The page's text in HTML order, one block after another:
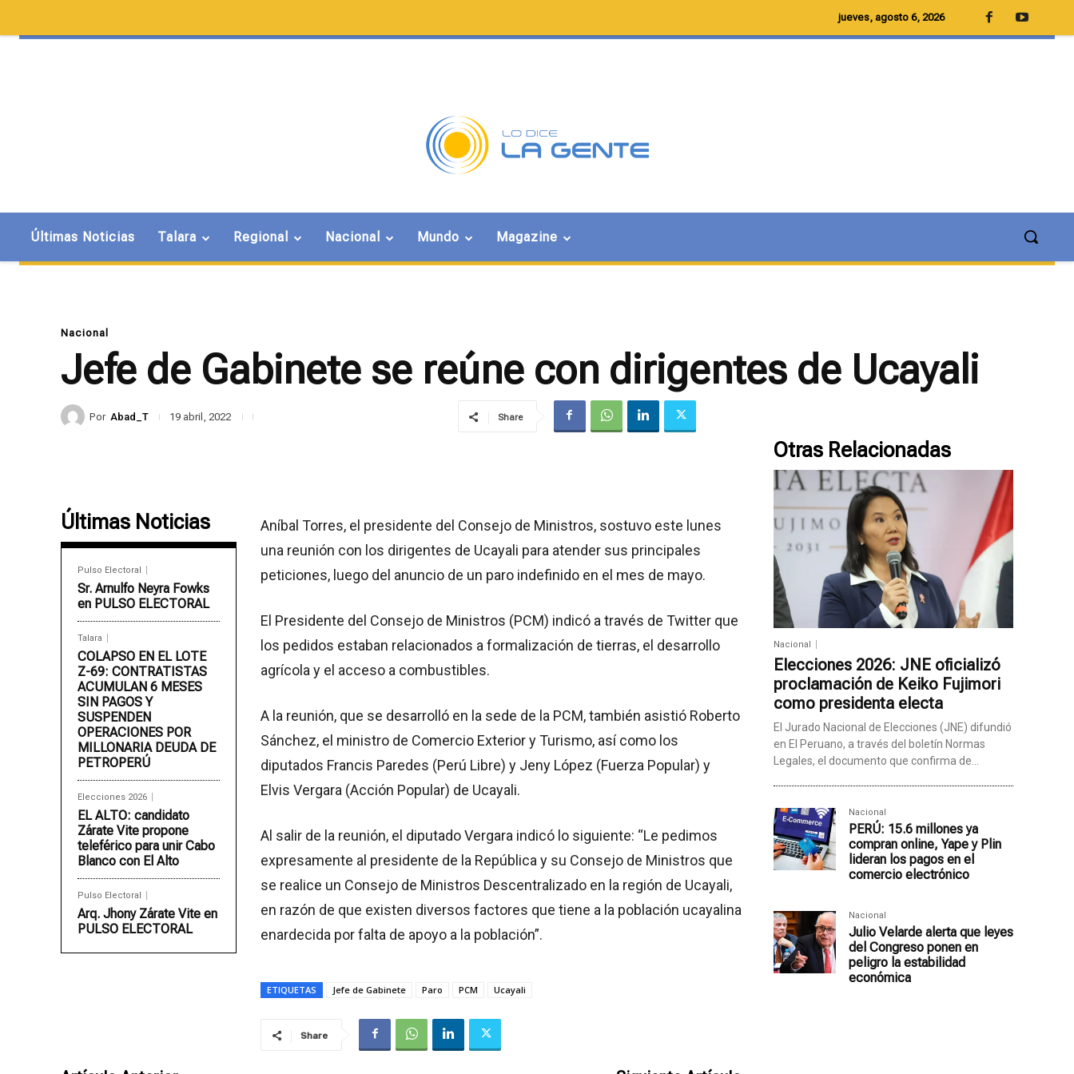
jueves, agosto 6, 2026
Últimas Noticias Talara Regional Nacional Mundo Magazine
Nacional
Jefe de Gabinete se reúne con dirigentes de Ucayali
Por Abad_T 19 abril, 2022 Share
Últimas Noticias
Pulso Electoral
Sr. Arnulfo Neyra Fowks
en PULSO ELECTORAL
Talara
COLAPSO EN EL LOTE
Z-69: CONTRATISTAS
ACUMULAN 6 MESES
SIN PAGOS Y
SUSPENDEN
OPERACIONES POR
MILLONARIA DEUDA DE
PETROPERÚ
Elecciones 2026
EL ALTO: candidato
Zárate Vite propone
teleférico para unir Cabo
Blanco con El Alto
Pulso Electoral
Arq. Jhony Zárate Vite en
PULSO ELECTORAL
Aníbal Torres, el presidente del Consejo de Ministros, sostuvo este lunes
una reunión con los dirigentes de Ucayali para atender sus principales
peticiones, luego del anuncio de un paro indefinido en el mes de mayo.
El Presidente del Consejo de Ministros (PCM) indicó a través de Twitter que
los pedidos estaban relacionados a formalización de tierras, el desarrollo
agrícola y el acceso a combustibles.
A la reunión, que se desarrolló en la sede de la PCM, también asistió Roberto
Sánchez, el ministro de Comercio Exterior y Turismo, así como los
diputados Francis Paredes (Perú Libre) y Jeny López (Fuerza Popular) y
Elvis Vergara (Acción Popular) de Ucayali.
Al salir de la reunión, el diputado Vergara indicó lo siguiente: “Le pedimos
expresamente al presidente de la República y su Consejo de Ministros que
se realice un Consejo de Ministros Descentralizado en la región de Ucayali,
en razón de que existen diversos factores que tiene a la población ucayalina
enardecida por falta de apoyo a la población”.
ETIQUETAS Jefe de Gabinete Paro PCM Ucayali
Share
Otras Relacionadas
Nacional
Elecciones 2026: JNE oficializó
proclamación de Keiko Fujimori
como presidenta electa
El Jurado Nacional de Elecciones (JNE) difundió
en El Peruano, a través del boletín Normas
Legales, el documento que confirma de...
Nacional
PERÚ: 15.6 millones ya
compran online, Yape y Plin
lideran los pagos en el
comercio electrónico
Nacional
Julio Velarde alerta que leyes
del Congreso ponen en
peligro la estabilidad
económica